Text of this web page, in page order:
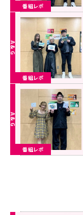
番組レポ
番組レポ
番組レポ